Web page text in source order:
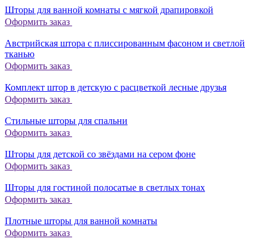
Шторы для ванной комнаты с мягкой драпировкой
Оформить заказ
Австрийская штора с плиссированным фасоном и светлой
тканью
Оформить заказ
Комплект штор в детскую с расцветкой лесные друзья
Оформить заказ
Стильные шторы для спальни
Оформить заказ
Шторы для детской со звёздами на сером фоне
Оформить заказ
Шторы для гостиной полосатые в светлых тонах
Оформить заказ
Плотные шторы для ванной комнаты
Оформить заказ